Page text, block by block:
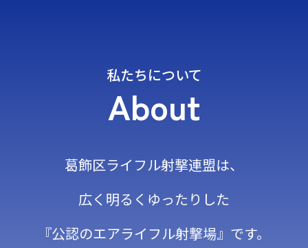
私たちについて
About
葛飾区ライフル射撃連盟は、
広く明るくゆったりした
『公認のエアライフル射撃場』です。